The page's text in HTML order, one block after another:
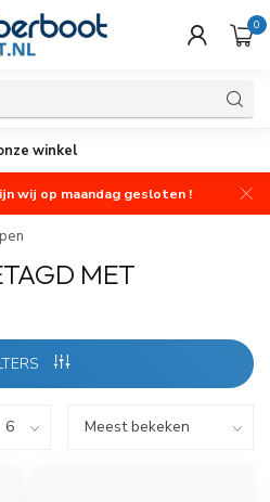
0
winkel
wij op maandag gesloten !
MET